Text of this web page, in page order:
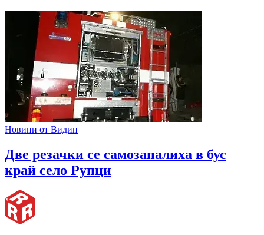
Новини от Видин
Две резачки се самозапалиха в бус
край село Рупци